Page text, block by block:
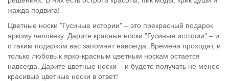
жажда подвига!
Цветные носки "Гусиные истории" – это прекрасный подарок
яркому человеку. Дарите красные носки "Гусиные истории" – и
с таким подарком вас запомнят навсегда. Времена проходят, и
только любовь к ярко-красным цветным носкам остается
навсегда. Дарите цветные носки – и будете получать не менее
красивые цветные носки в ответ!